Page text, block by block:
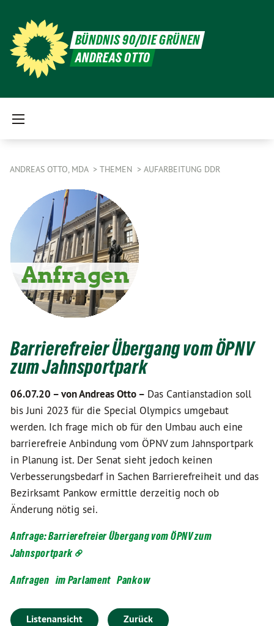
BÜNDNIS 90/DIE GRÜNEN
ANDREAS OTTO
ANDREAS OTTO, MDA THEMEN AUFARBEITUNG DDR
Barrierefreier Übergang vom ÖPNV
zum Jahnsportpark
06.07.20 –von Andreas Otto – Das Cantianstadion soll
bis Juni 2023 für die Special Olympics umgebaut
werden. Ich frage mich ob für den Umbau auch eine
barrierefreie Anbindung vom ÖPNV zum Jahnsportpark
in Planung ist. Der Senat sieht jedoch keinen
Verbesserungsbedarf in Sachen Barrierefreiheit und das
Bezirksamt Pankow ermittle derzeitig noch ob
Änderung nötig sei.
Anfrage: Barrierefreier Übergang vom ÖPNV zum
Jahnsportpark
Anfragen im Parlament Pankow
Listenansicht Zurück